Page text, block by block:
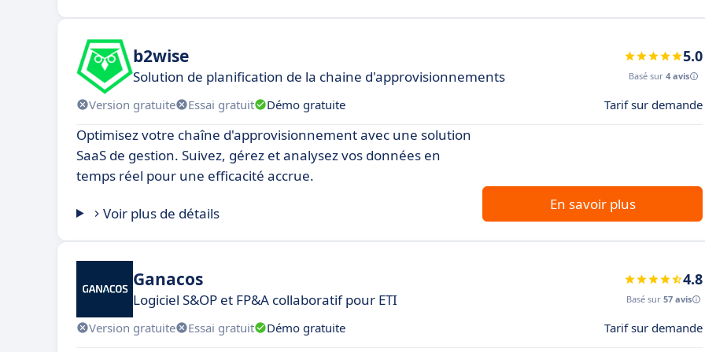
b2wise
Solution de planification de la chaine d'approvisionnements
5.0
Basé sur 4 avis
Version gratuite Essai gratuit Démo gratuite Tarif sur demande
Optimisez votre chaîne d'approvisionnement avec une solution
SaaS de gestion. Suivez, gérez et analysez vos données en
temps réel pour une efficacité accrue.
Voir plus de détails
En savoir plus
Ganacos
Logiciel S&OP et FP&A collaboratif pour ETI
4.8
Basé sur 57 avis
Version gratuite Essai gratuit Démo gratuite Tarif sur demande